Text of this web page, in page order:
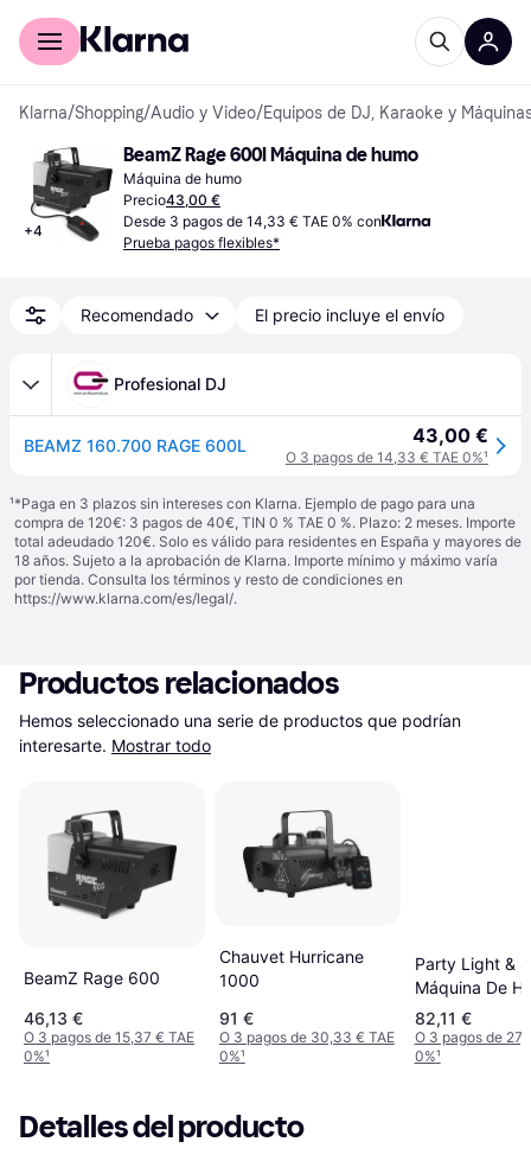
Comprar con Klarna
Klarna/Shopping/Audio y Video/Equipos de DJ, Karaoke y
+4
BeamZ Rage 600I Máquina de humo
Máquina de humo
Precio43,00 €
Desde 3 pagos de 14,33 € TAE 0% con
Prueba pagos flexibles*
Recomendado El precio incluye el envío
Profesional DJ
BEAMZ 160.700 RAGE 600L 43,00 €
O 3 pagos de 14,33 € TAE 0%¹
¹*Paga en 3 plazos sin intereses con Klarna. Ejemplo de pago para una
compra de 120€: 3 pagos de 40€, TIN 0 % TAE 0 %. Plazo: 2 meses. Importe
total adeudado 120€. Solo es válido para residentes en España y mayores de
18 años. Sujeto a la aprobación de Klarna. Importe mínimo y máximo varía
por tienda. Consulta los términos y resto de condiciones en
https://www.klarna.com/es/legal/.
Productos relacionados
Hemos seleccionado una serie de productos que podrían
interesarte. Mostrar todo
BeamZ Rage 600
46,13 €
O 3 pagos de 15,37 € TAE
0%¹
Chauvet Hurricane
1000
91 €
O 3 pagos de 30,33 € TAE
0%¹
Party Light &
Máquina De
Fog1200led
82,11 €
O 3 pagos de
0%¹
Detalles del producto